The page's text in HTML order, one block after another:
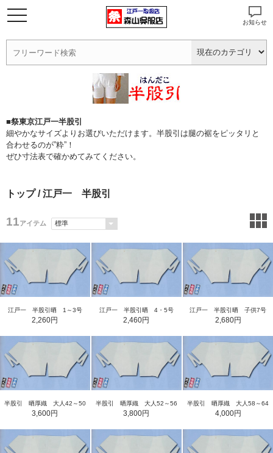
お知らせ
■祭東京江戸一半股引
細やかなサイズよりお選びいただけます。半股引は腿の裾をピッタリと
合わせるのが”粋”！
ぜひ寸法表で確かめてみてください。
トップ/ 江戸一 半股引
11アイテム
江戸一 半股引晒 1～3号
2,260円
江戸一 半股引晒 4・5号
2,460円
江戸一 半股引晒 子供7号
2,680円
半股引 晒厚織 大人42～50
3,600円
半股引 晒厚織 大人52～56
3,800円
半股引 晒厚織 大人58～64
4,000円